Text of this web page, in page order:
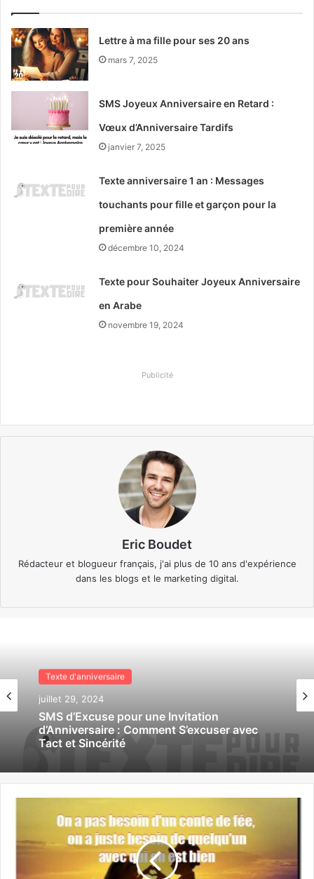
Lettre à ma fille pour ses 20 ans
mars 7, 2025
SMS Joyeux Anniversaire en Retard :
Vœux d’Anniversaire Tardifs
janvier 7, 2025
Texte anniversaire 1 an : Messages
touchants pour fille et garçon pour la
première année
décembre 10, 2024
Texte pour Souhaiter Joyeux Anniversaire
en Arabe
novembre 19, 2024
Publicité
Eric Boudet
Rédacteur et blogueur français, j'ai plus de 10 ans d'expérience
dans les blogs et le marketing digital.
Texte d'anniversaire
juillet 29, 2024
d’Anniversaire : Comment S’excuser avec
Tact et Sincérité
Texte d'anniversaire
juillet 29, 2024
SMS de Confirmation pour Invitation
d’Anniversaire : Guide Complet pour
Répondre avec Style et Efficacité